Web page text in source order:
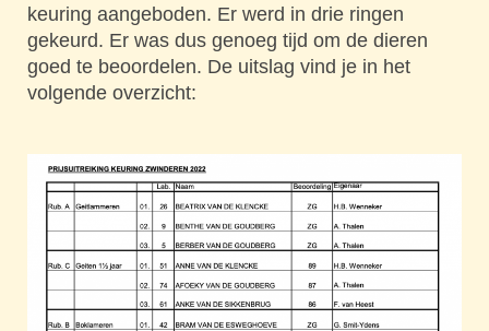
keuring aangeboden. Er werd in drie ringen
gekeurd. Er was dus genoeg tijd om de dieren
goed te beoordelen. De uitslag vind je in het
volgende overzicht: